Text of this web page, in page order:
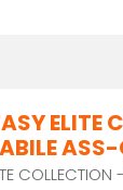
ELITE